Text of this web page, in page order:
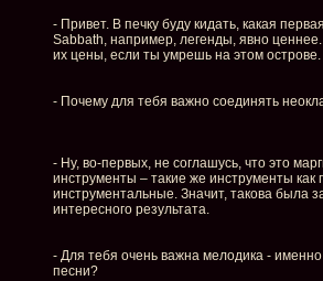
- Привет. В печку буду кидать, какая
Sabbath, например, легенды, явно
их цены, если ты умрешь на этом острове.
- Почему для тебя важно соединять
- Ну, во-первых, не соглашусь, что это
инструменты – такие же инструменты как
инструментальные. Значит, такова была
интересного результата.
- Для тебя очень важна мелодика -
песни?